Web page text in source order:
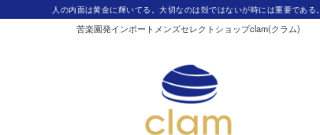
人の内面は黄金に輝いてる。大切なのは殻ではないが時には重要である。
苦楽園発インポートメンズセレクトショップclam(クラム)